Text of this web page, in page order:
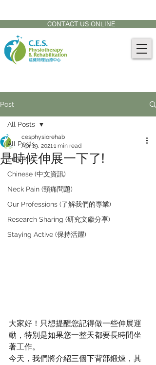
CONTACT US ONLINE
Post
All Posts
English
Chinese (中文資訊)
Neck Pain (頸痛問題)
Our Professions (了解我們的專業)
Research Sharing (研究文獻分享)
Staying Active (保持活躍)
All Posts
是時候伸展一下了!
cesphysiorehab
Apr 19, 20211 min read
大家好！只想提醒您記得做一些伸展運
動，特別是如果您一整天都要長時間坐
著工作。
今天，我們將介紹三個下背部鍛煉，其